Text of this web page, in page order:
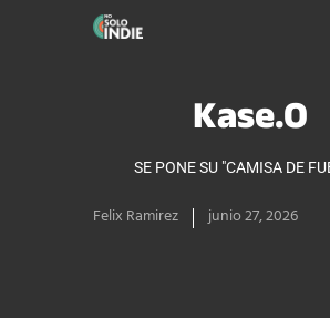
Kase.O
SE PONE SU "CAMISA DE
Felix Ramirez junio 27, 2026